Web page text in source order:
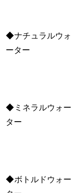
◆ナチュラルウォ
ーター
◆ミネラルウォー
ター
◆ボトルドウォー